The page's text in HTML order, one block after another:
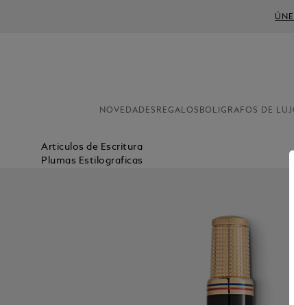
NOVEDADES REGALOS BOLIGRAFOS DE
Articulos de Escritura
Plumas Estilograficas